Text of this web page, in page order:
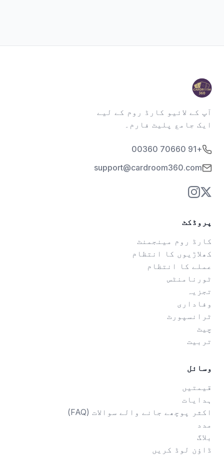
آپ کے لائیو کارڈ روم کے لیے
ایک جامع پلیٹ فارم۔
+91 70660 00360
support@cardroom360.com
پروڈکٹ
کارڈ روم مینجمنٹ
کھلاڑیوں کا انتظام
عملے کا انتظام
ٹورنامنٹس
تجزیہ
وفاداری
ٹرانسپورٹ
چیٹ
تربیت
وسائل
قیمتیں
ہدایات
اکثر پوچھے جانے والے سوالات (FAQ)
مدد
بلاگ
ڈاؤن لوڈ کریں